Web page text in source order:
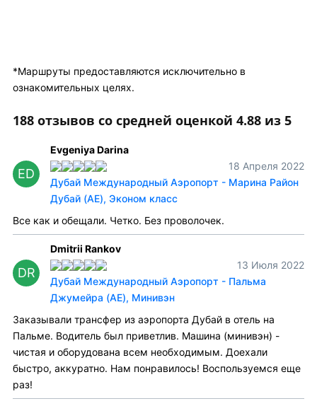
*Маршруты предоставляются исключительно в
ознакомительных целях.
188 отзывов со средней оценкой 4.88 из 5
ED
Evgeniya Darina
18 Апреля 2022
Дубай Международный Аэропорт - Марина Район
Дубай (AE), Эконом класс
Все как и обещали. Четко. Без проволочек.
DR
Dmitrii Rankov
13 Июля 2022
Дубай Международный Аэропорт - Пальма
Джумейра (AE), Минивэн
Заказывали трансфер из аэропорта Дубай в отель на
Пальме. Водитель был приветлив. Машина (минивэн) -
чистая и оборудована всем необходимым. Доехали
быстро, аккуратно. Нам понравилось! Воспользуемся еще
раз!